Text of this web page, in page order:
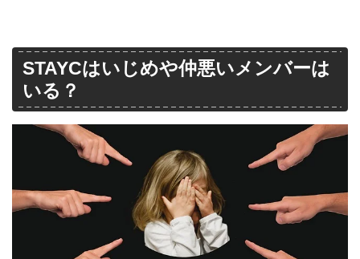
STAYCはいじめや仲悪いメンバーは
いる？